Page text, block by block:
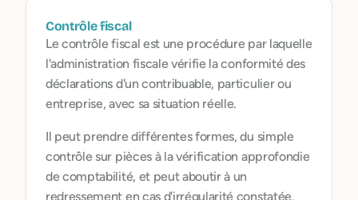
Contrôle fiscal
Le contrôle fiscal est une procédure par laquelle
l'administration fiscale vérifie la conformité des
déclarations d'un contribuable, particulier ou
entreprise, avec sa situation réelle.
Il peut prendre différentes formes, du simple
contrôle sur pièces à la vérification approfondie
de comptabilité, et peut aboutir à un
redressement en cas d'irrégularité constatée.